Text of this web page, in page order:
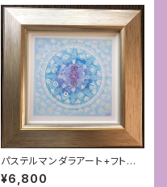
パステルマンダラアート+フトマ
ニ図
¥6,800